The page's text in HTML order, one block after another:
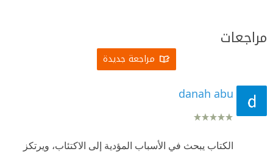
مراجعات
مراجعة جديدة
danah abu
الكتاب يبحث في الأسباب المؤدية إلى الاكتئاب، ويرتكز